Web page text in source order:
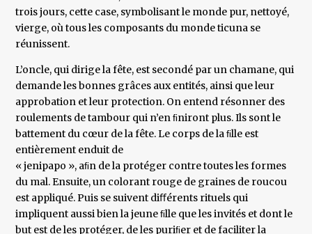
trois jours, cette case, symbolisant le monde pur, nettoyé,
vierge, où tous les composants du monde ticuna se
réunissent.
L’oncle, qui dirige la fête, est secondé par un chamane, qui
demande les bonnes grâces aux entités, ainsi que leur
approbation et leur protection. On entend résonner des
roulements de tambour qui n’en ﬁniront plus. Ils sont le
battement du cœur de la fête. Le corps de la ﬁlle est
entièrement enduit de
« jenipapo », aﬁn de la protéger contre toutes les formes
du mal. Ensuite, un colorant rouge de graines de roucou
est appliqué. Puis se suivent diﬀérents rituels qui
impliquent aussi bien la jeune ﬁlle que les invités et dont le
but est de les protéger, de les puriﬁer et de faciliter la